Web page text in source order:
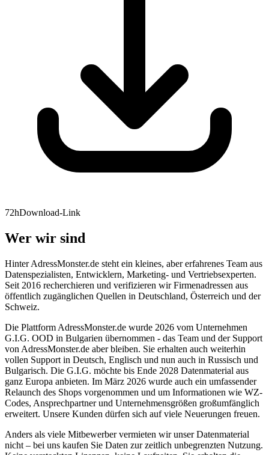
72hDownload-Link
Wer wir sind
Hinter AdressMonster.de steht ein kleines, aber erfahrenes Team aus
Datenspezialisten, Entwicklern, Marketing- und Vertriebsexperten.
Seit 2016 recherchieren und verifizieren wir Firmenadressen aus
öffentlich zugänglichen Quellen in Deutschland, Österreich und der
Schweiz.
Die Plattform AdressMonster.de wurde 2026 vom Unternehmen
G.I.G. OOD in Bulgarien übernommen - das Team und der Support
von AdressMonster.de aber bleiben. Sie erhalten auch weiterhin
vollen Support in Deutsch, Englisch und nun auch in Russisch und
Bulgarisch. Die G.I.G. möchte bis Ende 2028 Datenmaterial aus
ganz Europa anbieten. Im März 2026 wurde auch ein umfassender
Relaunch des Shops vorgenommen und um Informationen wie WZ-
Codes, Ansprechpartner und Unternehmensgrößen großumfänglich
erweitert. Unsere Kunden dürfen sich auf viele Neuerungen freuen.
Anders als viele Mitbewerber vermieten wir unser Datenmaterial
nicht – bei uns kaufen Sie Daten zur zeitlich unbegrenzten Nutzung.